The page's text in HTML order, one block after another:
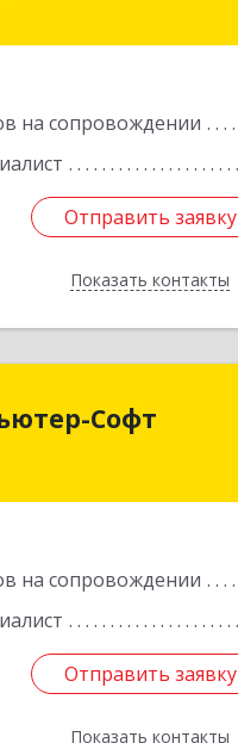
на сопровождении
Отправить заявку
Показать контакты
Отправить заявку
Назад
Софт
на сопровождении
Отправить заявку
Показать контакты
Тамбовская обл,
Отправить заявку
Назад